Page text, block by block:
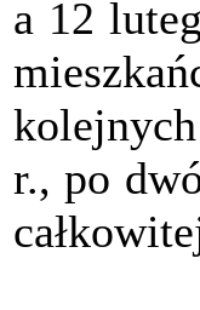
a 12
r., po